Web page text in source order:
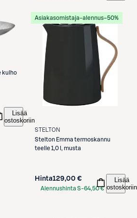
kulho
Lisää
ostoskoriin
Asiakasomistaja-alennus−50%
STELTON
Stelton Emma termoskannu
teelle 1,0 l, musta
Hinta129,00 €
Alennushinta S-64,50 €
Lisää
ostoskoriin